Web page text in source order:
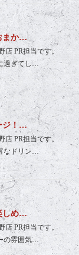
まか…
店 PR担当です。
過ぎてし…
ジ！…
PR担当です。
なドリン…
しめ…
店 PR担当です。
の雰囲気…